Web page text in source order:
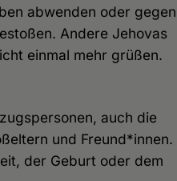
abwenden oder gegen
Andere Jehovas
einmal mehr grüßen.
auch die
und Freund*innen.
der Geburt oder dem